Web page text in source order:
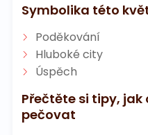
Symbolika této
Poděkování
Hluboké city
Úspěch
Přečtěte si tipy,
pečovat